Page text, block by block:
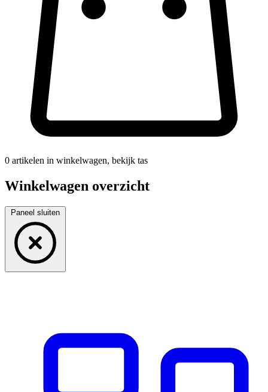
0 artikelen in winkelwagen, bekijk tas
Winkelwagen overzicht
Paneel sluiten